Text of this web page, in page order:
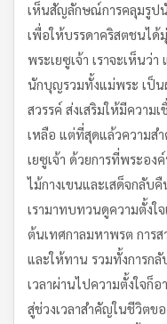
เห็นสัญลักษณ์การคลุมรูป
เพื่อให้บรรดาคริสตชนได้
พระเยซูเจ้า เราจะเห็นว่
นักบุญรวมทั้งแม่พระ เป็น
สวรรค์ ส่งเสริมให้มีความ
เหลือ แต่ที่สุดแล้วความส
เยซูเจ้า ด้วยการที่พระอ
ไม้กางเขนและเสด็จกลั
เรามาทบทวนดูความตั้งใจ
ต้นเทศกาลมหาพรต การ
และให้ทาน รวมทั้งการก
เวลาผ่านไปความตั้งใจก็
สู่ช่วงเวลาสำคัญในชีวิตข